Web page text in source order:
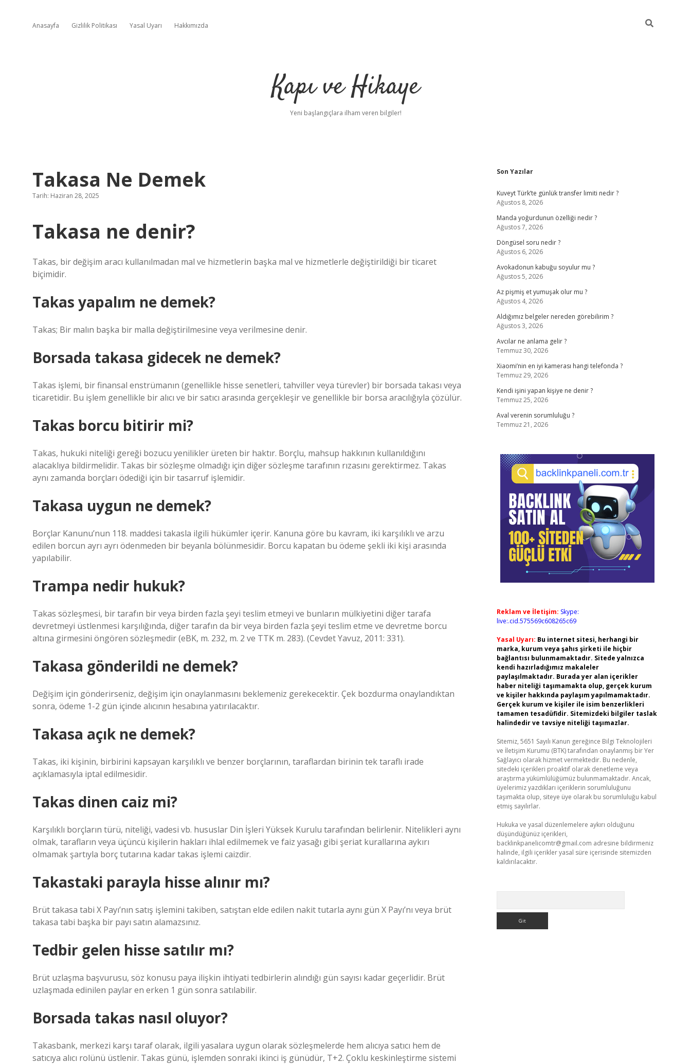
Anasayfa Gizlilik Politikası Yasal Uyarı Hakkımızda
Kapı ve Hikaye
Yeni başlangıçlara ilham veren bilgiler!
Takasa Ne Demek
Tarih: Haziran 28, 2025
Takasa ne denir?
Takas, bir değişim aracı kullanılmadan mal ve hizmetlerin başka mal ve hizmetlerle değiştirildiği bir ticaret
biçimidir.
Takas yapalım ne demek?
Takas; Bir malın başka bir malla değiştirilmesine veya verilmesine denir.
Borsada takasa gidecek ne demek?
Takas işlemi, bir finansal enstrümanın (genellikle hisse senetleri, tahviller veya türevler) bir borsada takası veya
ticaretidir. Bu işlem genellikle bir alıcı ve bir satıcı arasında gerçekleşir ve genellikle bir borsa aracılığıyla çözülür.
Takas borcu bitirir mi?
Takas, hukuki niteliği gereği bozucu yenilikler üreten bir haktır. Borçlu, mahsup hakkının kullanıldığını
alacaklıya bildirmelidir. Takas bir sözleşme olmadığı için diğer sözleşme tarafının rızasını gerektirmez. Takas
aynı zamanda borçları ödediği için bir tasarruf işlemidir.
Takasa uygun ne demek?
Borçlar Kanunu’nun 118. maddesi takasla ilgili hükümler içerir. Kanuna göre bu kavram, iki karşılıklı ve arzu
edilen borcun ayrı ayrı ödenmeden bir beyanla bölünmesidir. Borcu kapatan bu ödeme şekli iki kişi arasında
yapılabilir.
Trampa nedir hukuk?
Takas sözleşmesi, bir tarafın bir veya birden fazla şeyi teslim etmeyi ve bunların mülkiyetini diğer tarafa
devretmeyi üstlenmesi karşılığında, diğer tarafın da bir veya birden fazla şeyi teslim etme ve devretme borcu
altına girmesini öngören sözleşmedir (eBK, m. 232, m. 2 ve TTK m. 283). (Cevdet Yavuz, 2011: 331).
Takasa gönderildi ne demek?
Değişim için gönderirseniz, değişim için onaylanmasını beklemeniz gerekecektir. Çek bozdurma onaylandıktan
sonra, ödeme 1-2 gün içinde alıcının hesabına yatırılacaktır.
Takasa açık ne demek?
Takas, iki kişinin, birbirini kapsayan karşılıklı ve benzer borçlarının, taraflardan birinin tek taraflı irade
açıklamasıyla iptal edilmesidir.
Takas dinen caiz mi?
Karşılıklı borçların türü, niteliği, vadesi vb. hususlar Din İşleri Yüksek Kurulu tarafından belirlenir. Nitelikleri aynı
olmak, tarafların veya üçüncü kişilerin hakları ihlal edilmemek ve faiz yasağı gibi şeriat kurallarına aykırı
olmamak şartıyla borç tutarına kadar takas işlemi caizdir.
Takastaki parayla hisse alınır mı?
Brüt takasa tabi X Payı’nın satış işlemini takiben, satıştan elde edilen nakit tutarla aynı gün X Payı’nı veya brüt
takasa tabi başka bir payı satın alamazsınız.
Tedbir gelen hisse satılır mı?
Brüt uzlaşma başvurusu, söz konusu paya ilişkin ihtiyati tedbirlerin alındığı gün sayısı kadar geçerlidir. Brüt
uzlaşmada edinilen paylar en erken 1 gün sonra satılabilir.
Borsada takas nasıl oluyor?
Takasbank, merkezi karşı taraf olarak, ilgili yasalara uygun olarak sözleşmelerde hem alıcıya satıcı hem de
satıcıya alıcı rolünü üstlenir. Takas günü, işlemden sonraki ikinci iş günüdür, T+2. Çoklu keskinleştirme sistemi
Sidebar
Son Yazılar
Kuveyt Türk’te günlük transfer limiti nedir ?
Ağustos 8, 2026
Manda yoğurdunun özelliği nedir ?
Ağustos 7, 2026
Döngüsel soru nedir ?
Ağustos 6, 2026
Avokadonun kabuğu soyulur mu ?
Ağustos 5, 2026
Az pişmiş et yumuşak olur mu ?
Ağustos 4, 2026
Aldığımız belgeler nereden görebilirim ?
Ağustos 3, 2026
Avcılar ne anlama gelir ?
Temmuz 30, 2026
Xiaomi’nin en iyi kamerası hangi telefonda ?
Temmuz 29, 2026
Kendi işini yapan kişiye ne denir ?
Temmuz 25, 2026
Aval verenin sorumluluğu ?
Temmuz 21, 2026
Reklam ve İletişim: Skype:
live:.cid.575569c608265c69
Yasal Uyarı: Bu internet sitesi, herhangi bir
marka, kurum veya şahıs şirketi ile hiçbir
bağlantısı bulunmamaktadır. Sitede yalnızca
kendi hazırladığımız makaleler
paylaşılmaktadır. Burada yer alan içerikler
haber niteliği taşımamakta olup, gerçek kurum
ve kişiler hakkında paylaşım yapılmamaktadır.
Gerçek kurum ve kişiler ile isim benzerlikleri
tamamen tesadüfidir. Sitemizdeki bilgiler taslak
halindedir ve tavsiye niteliği taşımazlar.
Sitemiz, 5651 Sayılı Kanun gereğince Bilgi Teknolojileri
ve İletişim Kurumu (BTK) tarafından onaylanmış bir Yer
Sağlayıcı olarak hizmet vermektedir. Bu nedenle,
sitedeki içerikleri proaktif olarak denetleme veya
araştırma yükümlülüğümüz bulunmamaktadır. Ancak,
üyelerimiz yazdıkları içeriklerin sorumluluğunu
taşımakta olup, siteye üye olarak bu sorumluluğu kabul
etmiş sayılırlar.
Hukuka ve yasal düzenlemelere aykırı olduğunu
düşündüğünüz içerikleri,
backlinkpanelicomtr@gmail.com adresine bildirmeniz
halinde, ilgili içerikler yasal süre içerisinde sitemizden
kaldırılacaktır.